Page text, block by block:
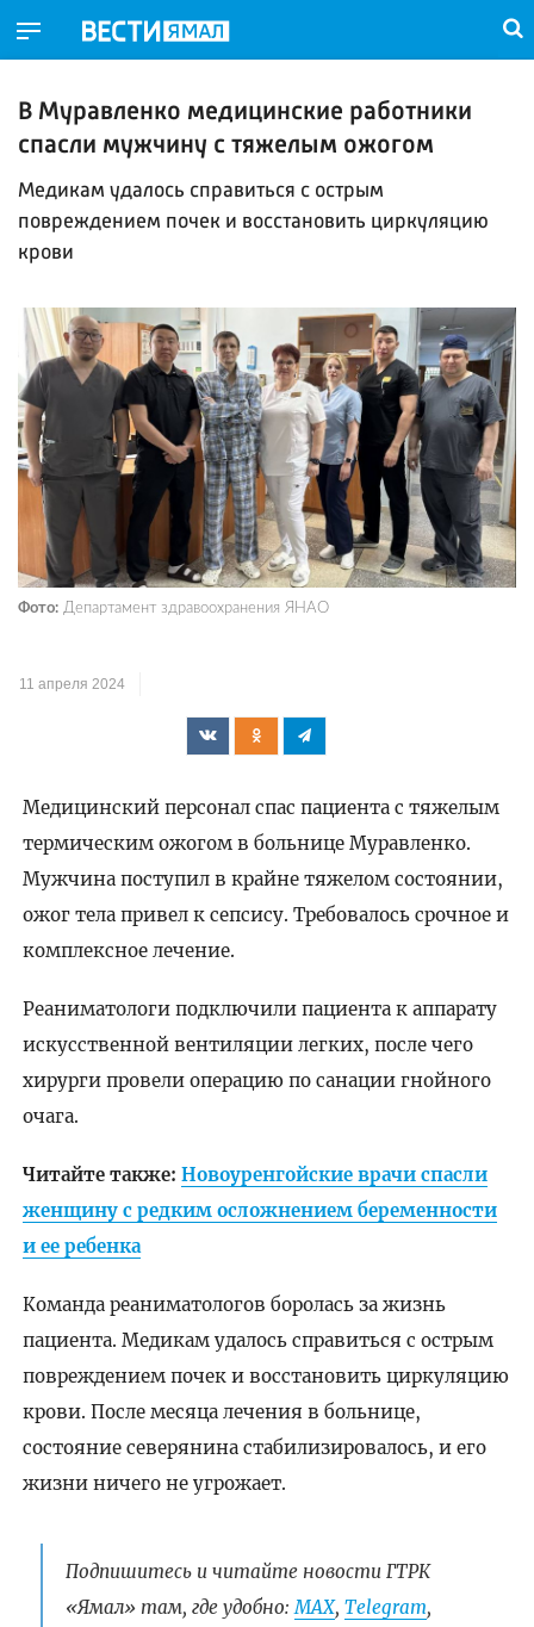
В Муравленко медицинские работники
спасли мужчину с тяжелым ожогом
Медикам удалось справиться с острым
повреждением почек и восстановить циркуляцию
крови
Фото: Департамент здравоохранения ЯНАО
11 апреля 2024
Медицинский персонал спас пациента с тяжелым
термическим ожогом в больнице Муравленко.
Мужчина поступил в крайне тяжелом состоянии,
ожог тела привел к сепсису. Требовалось срочное и
комплексное лечение.
Реаниматологи подключили пациента к аппарату
искусственной вентиляции легких, после чего
хирурги провели операцию по санации гнойного
очага.
Читайте также: Новоуренгойские врачи спасли
женщину с редким осложнением беременности
и ее ребенка
Команда реаниматологов боролась за жизнь
пациента. Медикам удалось справиться с острым
повреждением почек и восстановить циркуляцию
крови. После месяца лечения в больнице,
состояние северянина стабилизировалось, и его
жизни ничего не угрожает.
Подпишитесь и читайте новости ГТРК
«Ямал» там, где удобно:МАХ, Telegram,